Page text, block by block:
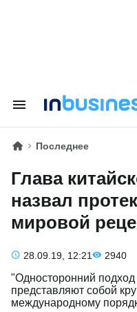
Последнее
Глава
назвал
мировой
28.09.19, 12:21 2940
"Односторонний подход
представляют собой
международному